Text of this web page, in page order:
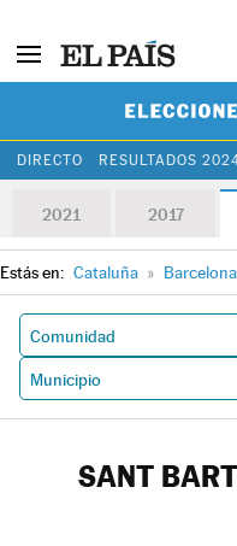
DIRECTO RESULTADOS
2021 2017
Estás en: Cataluña » Barcelona
SANT